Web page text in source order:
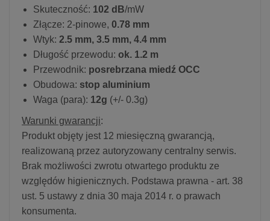
Skuteczność: 102 dB/mW
Złącze: 2-pinowe, 0.78 mm
Wtyk: 2.5 mm, 3.5 mm, 4.4 mm
Długość przewodu: ok. 1.2 m
Przewodnik: posrebrzana miedź OCC
Obudowa: stop aluminium
Waga (para): 12g (+/- 0.3g)
Warunki gwarancji:
Produkt objęty jest 12 miesięczną gwarancją,
realizowaną przez autoryzowany centralny serwis.
Brak możliwości zwrotu otwartego produktu ze
względów higienicznych. Podstawa prawna - art. 38
ust. 5 ustawy z dnia 30 maja 2014 r. o prawach
konsumenta.